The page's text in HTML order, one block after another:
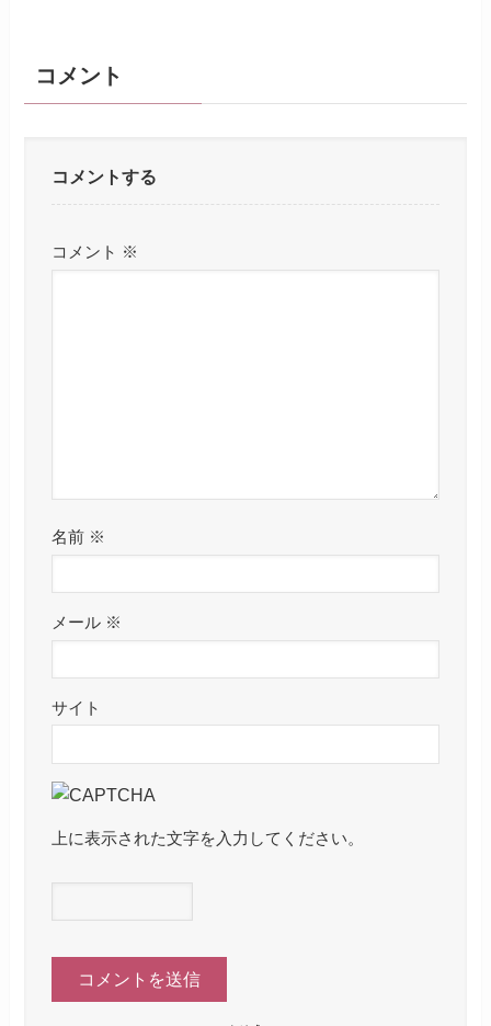
コメント
コメントする
コメント ※
名前 ※
メール ※
サイト
上に表示された文字を入力してください。